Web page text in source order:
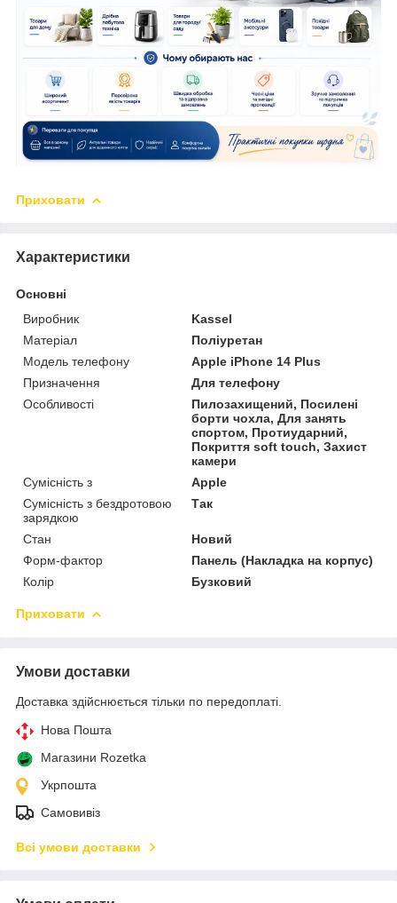
Приховати
Характеристики
Основні
Виробник
Kassel
Матеріал
Поліуретан
Модель телефону
Apple iPhone 14 Plus
Призначення
Для телефону
Особливості
Пилозахищений, Посилені
борти чохла, Для занять
спортом, Протиударний,
Покриття soft touch, Захист
камери
Сумісність з
Apple
Сумісність з бездротовою
зарядкою
Так
Стан
Новий
Форм-фактор
Панель (Накладка на корпус)
Колір
Бузковий
Приховати
Умови доставки
Доставка здійснюється тільки по передоплаті.
Нова Пошта
Магазини Rozetka
Укрпошта
Самовивіз
Всі умови доставки